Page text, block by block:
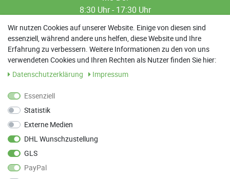
8:30 Uhr - 17:30 Uhr
8:30 Uhr - 12:00 Uhr
13:00 Uhr - 17:30 Uhr
Sa: 9:00 Uhr - 13:00 Uhr
Parkett Wanke
Wir nutzen Cookies auf unserer Website. Einige von diesen sind
essenziell, während andere uns helfen, diese Website und Ihre
Erfahrung zu verbessern. Weitere Informationen zu den von uns
verwendeten Cookies und Ihren Rechten als Nutzer finden Sie hier:
Daten­schutz­erklärung
Impressum
Essenziell
Statistik
Externe Medien
DHL Wunschzustellung
GLS
PayPal